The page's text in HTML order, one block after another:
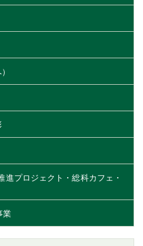
進プロジェクト・総科カフェ・
業